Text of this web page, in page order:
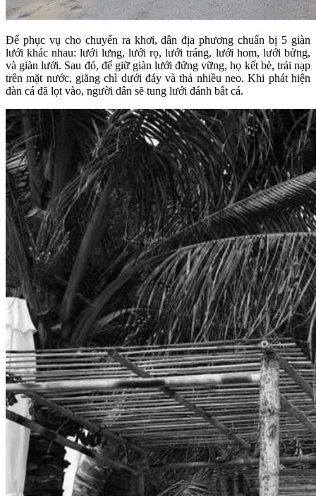
Để phục vụ cho chuyến ra khơi, dân địa phương chuẩn bị 5 giàn
lưới khác nhau: lưới lưng, lưới rọ, lưới tráng, lưới hom, lưới bửng,
và giàn lưới. Sau đó, để giữ giàn lưới đứng vững, họ kết bè, trải nạp
trên mặt nước, giăng chì dưới đáy và thả nhiều neo. Khi phát hiện
đàn cá đã lọt vào, người dân sẽ tung lưới đánh bắt cá.